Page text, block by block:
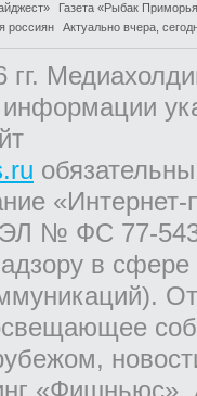
Газета «Рыбак
россиян Актуально вчера,
информации
ЭЛ № ФС 77-
в
«Фишньюс».